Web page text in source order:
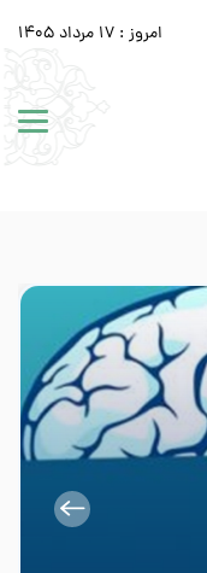
امروز : 17 مرداد 1405